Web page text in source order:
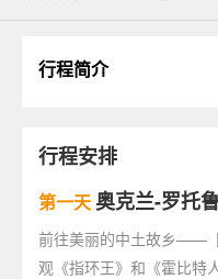
行程简介
行程安排
第一天 奥克兰-罗托
前往美丽的中土故乡——
观《指环王》和《霍比特